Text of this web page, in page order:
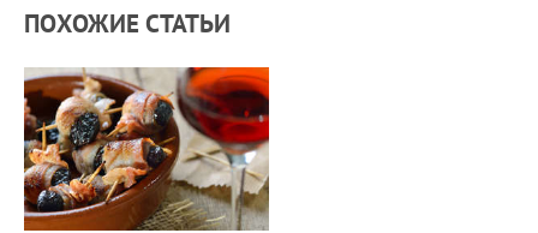
ПОХОЖИЕ СТАТЬИ